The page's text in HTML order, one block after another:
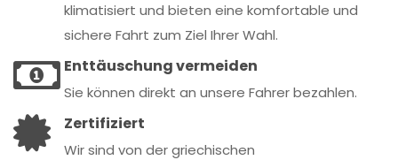
klimatisiert und bieten eine komfortable und
sichere Fahrt zum Ziel Ihrer Wahl.
Enttäuschung vermeiden
Sie können direkt an unsere Fahrer bezahlen.
Zertifiziert
Wir sind von der griechischen